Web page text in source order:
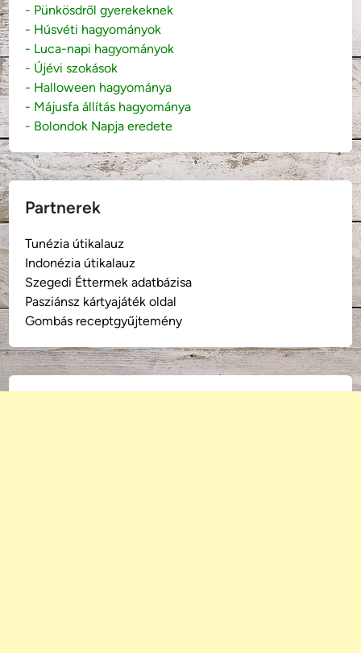
- Pünkösdről gyerekeknek
- Húsvéti hagyományok
- Luca-napi hagyományok
- Újévi szokások
- Halloween hagyománya
- Májusfa állítás hagyománya
- Bolondok Napja eredete
Partnerek
Tunézia útikalauz
Indonézia útikalauz
Szegedi Éttermek adatbázisa
Pasziánsz kártyajáték oldal
Gombás receptgyűjtemény